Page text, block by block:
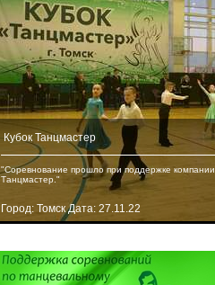
Кубок Танцмастер
"Соревнование прошло при поддержке компании
Танцмастер."
Город: Томск Дата: 27.11.22